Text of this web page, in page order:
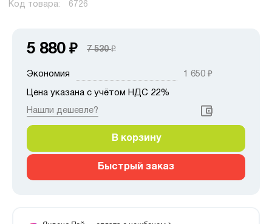
Код товара: 6726
5 880 ₽ 7 530₽
Экономия 1 650 ₽
Цена указана с учётом НДС 22%
Нашли дешевле?
В корзину
Быстрый заказ